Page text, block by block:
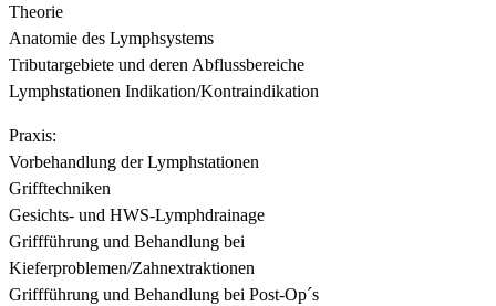
Theorie
Anatomie des Lymphsystems
Tributargebiete und deren Abflussbereiche
Lymphstationen Indikation/Kontraindikation
Praxis:
Vorbehandlung der Lymphstationen
Grifftechniken
Gesichts- und HWS-Lymphdrainage
Griffführung und Behandlung bei
Kieferproblemen/Zahnextraktionen
Griffführung und Behandlung bei Post-Op´s